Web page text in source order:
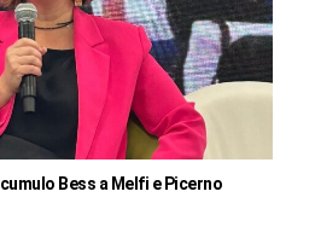
Bess a Melfi e Picerno